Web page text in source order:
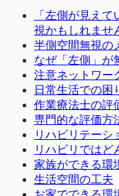
「左側が見え
視かもしれませ
半側空間無視の
なぜ「左側」が
注意ネットワー
日常生活での困
作業療法士の評
専門的な評価方
リハビリテーシ
リハビリではど
家族ができる環
生活空間の工夫